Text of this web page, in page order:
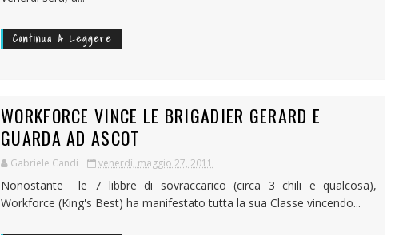
Continua A Leggere
WORKFORCE VINCE LE BRIGADIER GERARD E
GUARDA AD ASCOT
Gabriele Candi venerdì, maggio 27, 2011
Nonostante le 7 libbre di sovraccarico (circa 3 chili e qualcosa),
Workforce (King's Best) ha manifestato tutta la sua Classe vincendo...